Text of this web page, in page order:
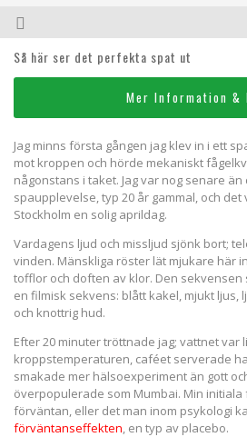
Så här ser det perfekta spat ut
Mer Information &
Jag minns första gången jag klev in i ett
mot kroppen och hörde mekaniskt
någonstans i taket. Jag var nog senare
spaupplevelse, typ 20 år gammal, och
Stockholm en solig aprildag.
Vardagens ljud och missljud sjönk bort;
vinden. Mänskliga röster lät mjukare här
tofflor och doften av klor. Den
en filmisk sekvens: blått kakel, mjukt ljus,
och knottrig hud.
Efter 20 minuter tröttnade jag; vattnet var
kroppstemperaturen, caféet serverade
smakade mer hälsoexperiment än gott
överpopulerade som Mumbai. Min
förväntan, eller det man inom psykologi
förväntanseffekten, en typ av placebo.